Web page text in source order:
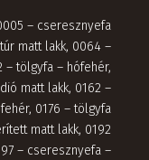
– cseresznyefa
matt lakk, 0064 –
– tölgyfa – hófehér,
matt lakk, 0162 –
, 0176 – tölgyfa
matt lakk, 0192
– cseresznyefa –